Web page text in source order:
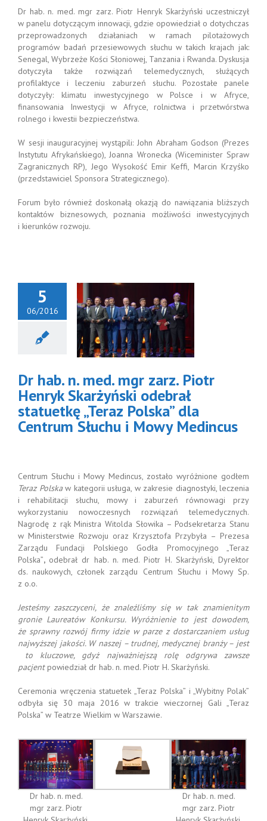
Dr hab. n. med. mgr zarz. Piotr Henryk Skarżyński uczestniczył
w panelu dotyczącym innowacji, gdzie opowiedział o dotychczas
przeprowadzonych działaniach w ramach pilotażowych
programów badań przesiewowych słuchu w takich krajach jak:
Senegal, Wybrzeże Kości Słoniowej, Tanzania i Rwanda. Dyskusja
dotyczyła także rozwiązań telemedycznych, służących
profilaktyce i leczeniu zaburzeń słuchu. Pozostałe panele
dotyczyły: klimatu inwestycyjnego w Polsce i w Afryce,
finansowania Inwestycji w Afryce, rolnictwa i przetwórstwa
rolnego i kwestii bezpieczeństwa.
W sesji inauguracyjnej wystąpili: John Abraham Godson (Prezes
Instytutu Afrykańskiego), Joanna Wronecka (Wiceminister Spraw
Zagranicznych RP), Jego Wysokość Emir Keffi, Marcin Krzyśko
(przedstawiciel Sponsora Strategicznego).
Forum było również doskonałą okazją do nawiązania bliższych
kontaktów biznesowych, poznania możliwości inwestycyjnych
i kierunków rozwoju.
5
06/2016
n. med.
zarz. Piotr
Skarżyński
Słuchu
Medincus
Aktualności
Dr hab. n. med. mgr zarz. Piotr
Henryk Skarżyński odebrał
statuetkę „Teraz Polska” dla
Centrum Słuchu i Mowy Medincus
Centrum Słuchu i Mowy Medincus, zostało wyróżnione godłem
Teraz Polskaw kategorii usługa, w zakresie diagnostyki, leczenia
i rehabilitacji słuchu, mowy i zaburzeń równowagi przy
wykorzystaniu nowoczesnych rozwiązań telemedycznych.
Nagrodę z rąk Ministra Witolda Słowika – Podsekretarza Stanu
w Ministerstwie Rozwoju oraz Krzysztofa Przybyła – Prezesa
Zarządu Fundacji Polskiego Godła Promocyjnego „Teraz
Polska”, odebrał dr hab. n. med. Piotr H. Skarżyński, Dyrektor
ds. naukowych, członek zarządu Centrum Słuchu i Mowy Sp.
z o.o.
Jesteśmy zaszczyceni, że znaleźliśmy się w tak znamienitym
gronie Laureatów Konkursu. Wyróżnienie to jest dowodem,
że sprawny rozwój firmy idzie w parze z dostarczaniem usług
najwyższej jakości. W naszej – trudnej, medycznej branży – jest
to kluczowe, gdyż najważniejszą rolę odgrywa zawsze
pacjentpowiedział dr hab. n. med. Piotr H. Skarżyński.
Ceremonia wręczenia statuetek „Teraz Polska” i „Wybitny Polak”
odbyła się 30 maja 2016 w trakcie wieczornej Gali „Teraz
Polska” w Teatrze Wielkim w Warszawie.
Dr hab. n. med.
mgr zarz. Piotr
Dr hab. n. med.
mgr zarz. Piotr